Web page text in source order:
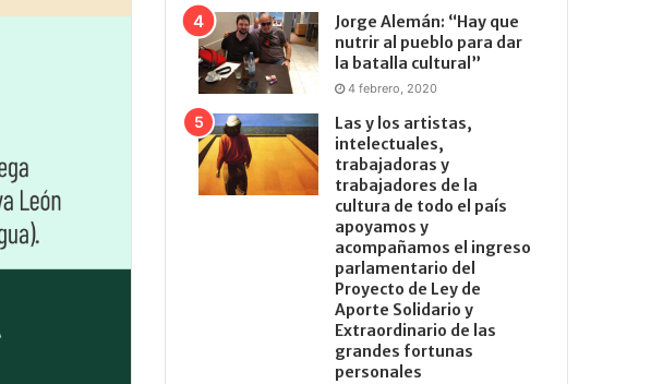
Jorge Alemán: “Hay que
nutrir al pueblo para dar
la batalla cultural”
4 febrero, 2020
Las y los artistas,
intelectuales,
trabajadoras y
trabajadores de la
cultura de todo el país
apoyamos y
acompañamos el ingreso
parlamentario del
Proyecto de Ley de
Aporte Solidario y
Extraordinario de las
grandes fortunas
personales